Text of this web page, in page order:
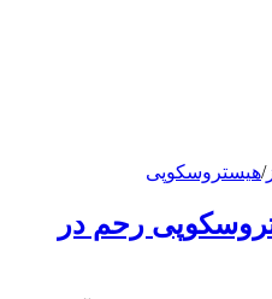
/هیستروسکوپی
رحم در